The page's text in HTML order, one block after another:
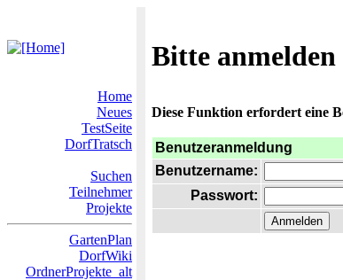
Bitte anmelden
Home
Neues
TestSeite
DorfTratsch
Suchen
Teilnehmer
Projekte
GartenPlan
DorfWiki
OrdnerProjekte_alt
Diese Funktion erfordert eine
Benutzeranmeldung
Benutzername:
Passwort: